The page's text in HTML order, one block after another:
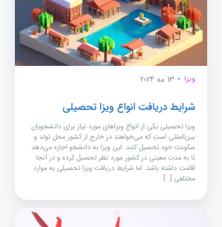
ویزا 13 مه 2024
شرایط دریافت انواع ویزا تحصیلی
ویزا تحصیلی یکی از انواع ویزاهای مورد نیاز برای دانشجویان
بین‌المللی است که می‌خواهند در خارج از کشور محل تولد و
سکونت خود تحصیل کنند. این ویزا به دانشجو اجازه می‌دهد
تا به مدت معینی در کشور مورد نظر تحصیل کرده و در آنجا
اقامت داشته باشد. اما شرایط دریافت ویزا تحصیلی به موارد
مختلفی […]